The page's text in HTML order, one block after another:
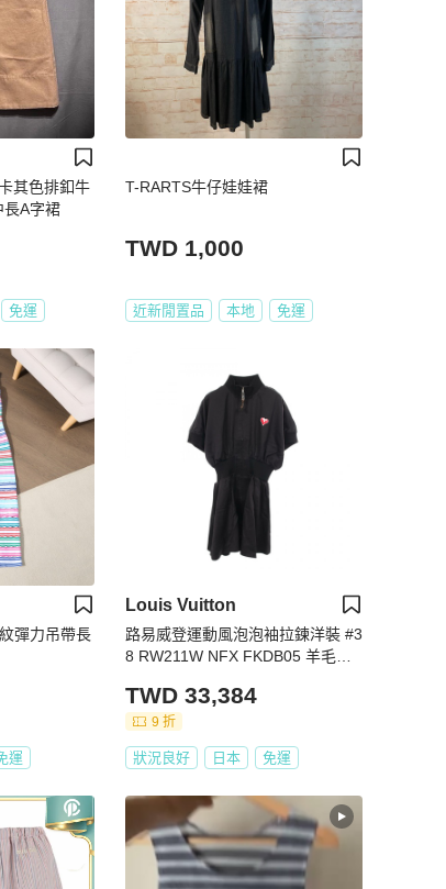
其色排釦牛
長A字裙
免運
T-RARTS牛仔娃娃裙
TWD 1,000
近新閒置品 本地 免運
彈力吊帶長
運
Louis Vuitton
路易威登運動風泡泡袖拉鍊洋裝 #3
8 RW211W NFX FKDB05 羊毛絲
TWD 33,384
9 折
狀況良好 日本 免運